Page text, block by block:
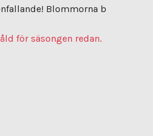
Blommorna b
för säsongen redan.